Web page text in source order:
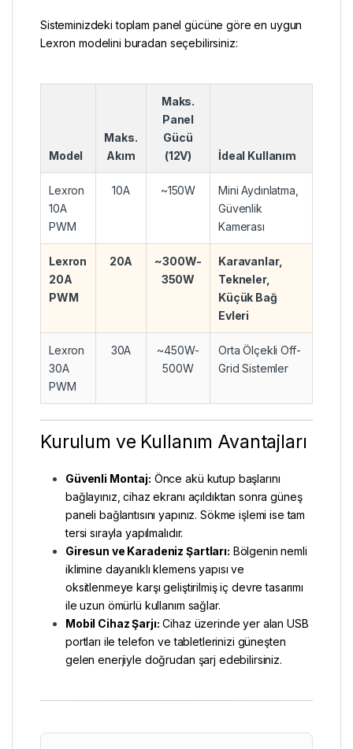
Sisteminizdeki toplam panel gücüne göre en uygun
Lexron modelini buradan seçebilirsiniz:
Model
Maks.
Akım
Maks.
Panel
Gücü
(12V)
İdeal Kullanım
Lexron
10A
PWM
10A ~150W
Mini Aydınlatma,
Güvenlik
Kamerası
Lexron
20A
PWM
20A
~300W-
350W
Karavanlar,
Tekneler,
Küçük Bağ
Evleri
Lexron
30A
PWM
30A
~450W-
500W
Orta Ölçekli Off-
Grid Sistemler
Kurulum ve Kullanım Avantajları
Güvenli Montaj: Önce akü kutup başlarını
bağlayınız, cihaz ekranı açıldıktan sonra güneş
paneli bağlantısını yapınız. Sökme işlemi ise tam
tersi sırayla yapılmalıdır.
Giresun ve Karadeniz Şartları: Bölgenin nemli
iklimine dayanıklı klemens yapısı ve
oksitlenmeye karşı geliştirilmiş iç devre tasarımı
ile uzun ömürlü kullanım sağlar.
Mobil Cihaz Şarjı: Cihaz üzerinde yer alan USB
portları ile telefon ve tabletlerinizi güneşten
gelen enerjiyle doğrudan şarj edebilirsiniz.